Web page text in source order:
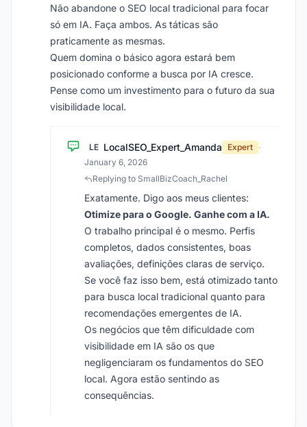
Não abandone o SEO local tradicional para focar
só em IA. Faça ambos. As táticas são
praticamente as mesmas.
Quem domina o básico agora estará bem
posicionado conforme a busca por IA cresce.
Pense como um investimento para o futuro da sua
visibilidade local.
LE LocalSEO_Expert_Amanda Expert ·
January 6, 2026
Replying to SmallBizCoach_Rachel
Exatamente. Digo aos meus clientes:
Otimize para o Google. Ganhe com a IA.
O trabalho principal é o mesmo. Perfis
completos, dados consistentes, boas
avaliações, definições claras de serviço.
Se você faz isso bem, está otimizado tanto
para busca local tradicional quanto para
recomendações emergentes de IA.
Os negócios que têm dificuldade com
visibilidade em IA são os que
negligenciaram os fundamentos do SEO
local. Agora estão sentindo as
consequências.